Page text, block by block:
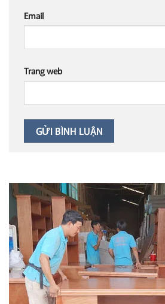
Email
Trang web